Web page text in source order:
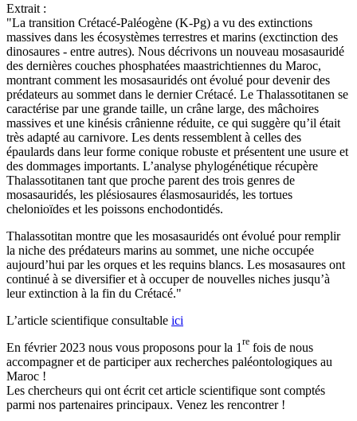
Extrait :
"La transition Crétacé-Paléogène (K-Pg) a vu des extinctions
massives dans les écosystèmes terrestres et marins (exctinction des
dinosaures - entre autres). Nous décrivons un nouveau mosasauridé
des dernières couches phosphatées maastrichtiennes du Maroc,
montrant comment les mosasauridés ont évolué pour devenir des
prédateurs au sommet dans le dernier Crétacé. Le Thalassotitanen se
caractérise par une grande taille, un crâne large, des mâchoires
massives et une kinésis crânienne réduite, ce qui suggère qu’il était
très adapté au carnivore. Les dents ressemblent à celles des
épaulards dans leur forme conique robuste et présentent une usure et
des dommages importants. L’analyse phylogénétique récupère
Thalassotitanen tant que proche parent des trois genres de
mosasauridés, les plésiosaures élasmosauridés, les tortues
chelonioïdes et les poissons enchodontidés.
Thalassotitan montre que les mosasauridés ont évolué pour remplir
la niche des prédateurs marins au sommet, une niche occupée
aujourd’hui par les orques et les requins blancs. Les mosasaures ont
continué à se diversifier et à occuper de nouvelles niches jusqu’à
leur extinction à la fin du Crétacé."
L’article scientifique consultable ici
En février 2023 nous vous proposons pour la 1 re fois de nous
accompagner et de participer aux recherches paléontologiques au
Maroc !
Les chercheurs qui ont écrit cet article scientifique sont comptés
parmi nos partenaires principaux. Venez les rencontrer !